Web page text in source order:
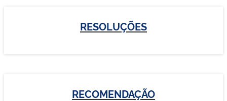
RESOLUÇÕES
RECOMENDAÇÃO